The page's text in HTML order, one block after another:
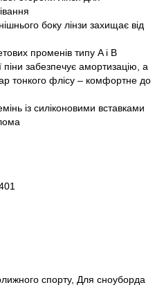
боку лінзи захищає від
променів типу A і B
забезпечує амортизацію, а
тонкого флісу – комфортне до
із силіконовими вставками
спорту, Для сноуборда